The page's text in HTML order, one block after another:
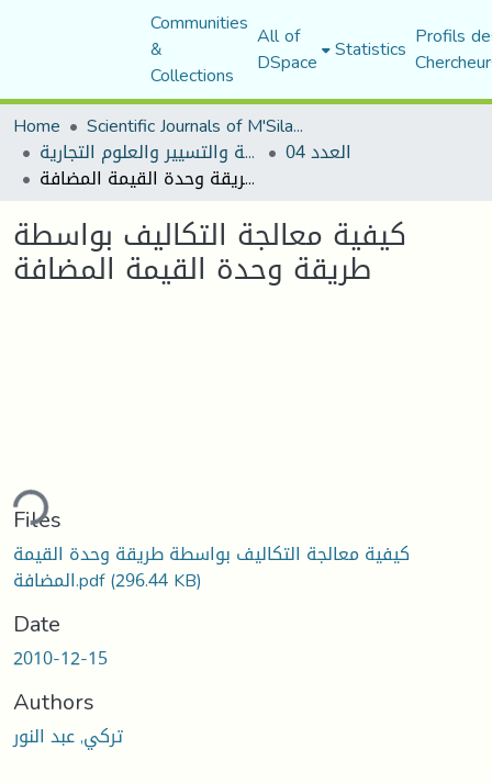
Communities
&
Collections
All of
DSpace Statistics Profils
Home
Scientific Journals of M'Sila University
مجلة العلوم الاقتصادية والتسيير والعلوم التجارية العدد 04
كيفية معالجة التكاليف بواسطة طريقة وحدة القيمة المضافة
كيفية معالجة التكاليف بواسطة
طريقة وحدة القيمة المضافة
Files
كيفية معالجة التكاليف بواسطة طريقة وحدة القيمة
المضافة.pdf(296.44 KB)
Date
2010-12-15
Authors
تركي, عبد النور